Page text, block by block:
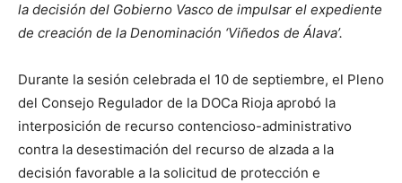
la decisión del Gobierno Vasco de impulsar el expediente
de creación de la Denominación ‘Viñedos de Álava’.
Durante la sesión celebrada el 10 de septiembre, el Pleno
del Consejo Regulador de la DOCa Rioja aprobó la
interposición de recurso contencioso-administrativo
contra la desestimación del recurso de alzada a la
decisión favorable a la solicitud de protección e